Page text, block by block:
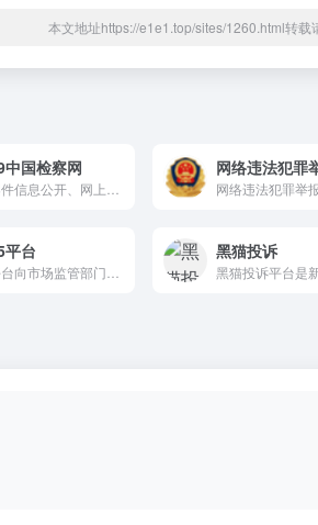
本文地址https://e1e1.top/sites/1260.html转载
中国检察网 网络违法犯罪
网络违法犯罪举
平台 黑猫投诉